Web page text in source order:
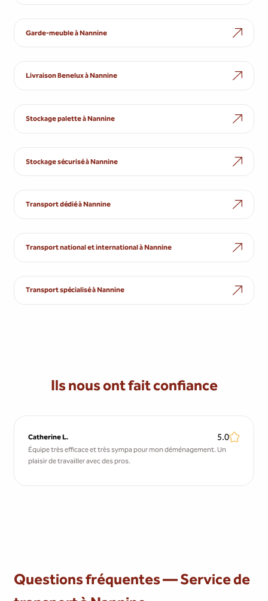
Garde-meuble à Nannine
Livraison Benelux à Nannine
Stockage palette à Nannine
Stockage sécurisé à Nannine
Transport dédié à Nannine
Transport national et international à Nannine
Transport spécialisé à Nannine
Ils nous ont fait confiance
Catherine L. 5.0
Équipe très efficace et très sympa pour mon déménagement. Un
plaisir de travailler avec des pros.
Questions fréquentes — Service de